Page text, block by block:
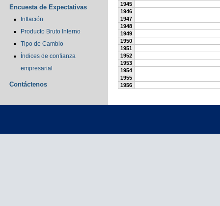
Encuesta de Expectativas
Inflación
Producto Bruto Interno
Tipo de Cambio
Índices de confianza
empresarial
Contáctenos
1945
1946
1947
1948
1949
1950
1951
1952
1953
1954
1955
1956